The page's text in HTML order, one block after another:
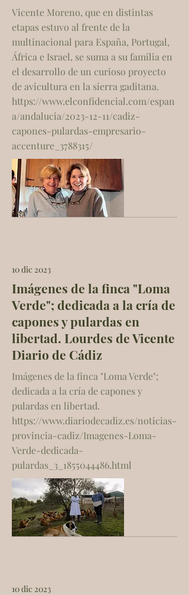
Vicente Moreno, que en distintas
etapas estuvo al frente de la
multinacional para España, Portugal,
África e Israel, se suma a su familia en
el desarrollo de un curioso proyecto
de avicultura en la sierra gaditana.
https://www.elconfidencial.com/espan
a/andalucia/2023-12-11/cadiz-
capones-pulardas-empresario-
accenture_3788315/
10 dic 2023
Imágenes de la finca "Loma
Verde"; dedicada a la cría de
capones y pulardas en
libertad. Lourdes de Vicente
Diario de Cádiz
Imágenes de la finca "Loma Verde";
dedicada a la cría de capones y
pulardas en libertad.
https://www.diariodecadiz.es/noticias-
provincia-cadiz/Imagenes-Loma-
Verde-dedicada-
pulardas_3_1855044486.html
10 dic 2023